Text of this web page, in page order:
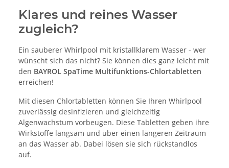
Klares und reines Wasser
zugleich?
Ein sauberer Whirlpool mit kristallklarem Wasser - wer
wünscht sich das nicht? Sie können dies ganz leicht mit
den BAYROL SpaTime Multifunktions-Chlortabletten
erreichen!
Mit diesen Chlortabletten können Sie Ihren Whirlpool
zuverlässig desinfizieren und gleichzeitig
Algenwachstum vorbeugen. Diese Tabletten geben ihre
Wirkstoffe langsam und über einen längeren Zeitraum
an das Wasser ab. Dabei lösen sie sich rückstandlos
auf.